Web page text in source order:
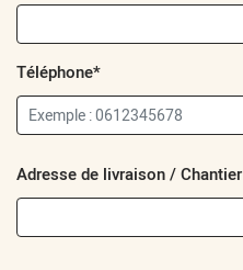
Téléphone*
Adresse de livraison / Chantier